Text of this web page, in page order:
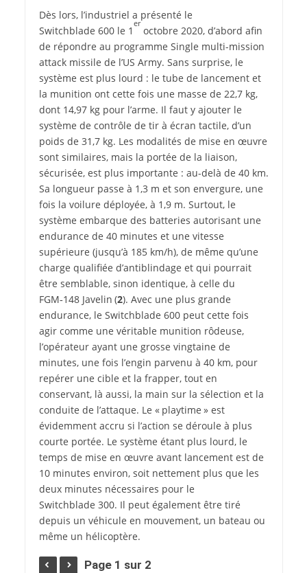
Dès lors, l’industriel a présenté le
Switchblade 600 le 1
er
octobre 2020, d’abord afin
de répondre au programme Single multi-mission
attack missile de l’US Army. Sans surprise, le
système est plus lourd : le tube de lancement et
la munition ont cette fois une masse de 22,7 kg,
dont 14,97 kg pour l’arme. Il faut y ajouter le
système de contrôle de tir à écran tactile, d’un
poids de 31,7 kg. Les modalités de mise en œuvre
sont similaires, mais la portée de la liaison,
sécurisée, est plus importante : au-delà de 40 km.
Sa longueur passe à 1,3 m et son envergure, une
fois la voilure déployée, à 1,9 m. Surtout, le
système embarque des batteries autorisant une
endurance de 40 minutes et une vitesse
supérieure (jusqu’à 185 km/h), de même qu’une
charge qualifiée d’antiblindage et qui pourrait
être semblable, sinon identique, à celle du
FGM‑148 Javelin (2). Avec une plus grande
endurance, le Switchblade 600 peut cette fois
agir comme une véritable munition rôdeuse,
l’opérateur ayant une grosse vingtaine de
minutes, une fois l’engin parvenu à 40 km, pour
repérer une cible et la frapper, tout en
conservant, là aussi, la main sur la sélection et la
conduite de l’attaque. Le « playtime » est
évidemment accru si l’action se déroule à plus
courte portée. Le système étant plus lourd, le
temps de mise en œuvre avant lancement est de
10 minutes environ, soit nettement plus que les
deux minutes nécessaires pour le
Switchblade 300. Il peut également être tiré
depuis un véhicule en mouvement, un bateau ou
même un hélicoptère.
Page 1 sur 2